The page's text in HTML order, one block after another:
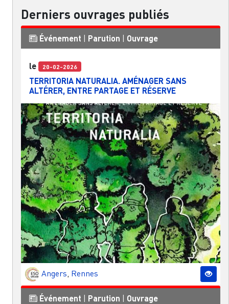
Derniers ouvrages publiés
Événement | Parution | Ouvrage
le 20-02-2026
TERRITORIA NATURALIA. AMÉNAGER SANS
ALTÉRER, ENTRE PARTAGE ET RÉSERVE
Angers, Rennes
Événement Parution Ouvrage